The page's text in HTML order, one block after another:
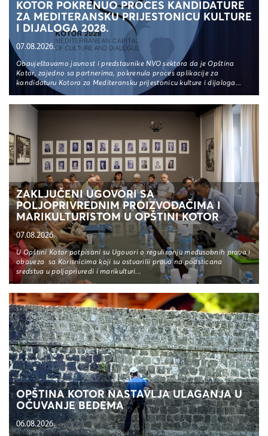
KOTOR POKRENUO PROCES KANDIDATURE
ZA MEDITERANSKU PRIJESTONICU KULTURE
I DIJALOGA 2028.
07.08.2026.
Obavještavamo javnost i predstavnike NVO sektora da je Opština
Kotor, zajedno sa partnerima, pokrenula proces aplikacije za
kandidaturu Kotora za Mediteransku prijestonicu kulture i dijaloga...
ZAKLJUČENI UGOVORI SA
POLJOPRIVREDNIM PROIZVOĐAČIMA I
MARIKULTURISTOM U OPŠTINI KOTOR
07.08.2026.
U Opštini Kotor potpisani su Ugovori o regulisanju međusobnih prava i
obaveza sa Korisnicima koji su ostvarilii pravo na podsticana
sredstva u poljoprivredi i marikulturi...
OPŠTINA KOTOR NASTAVLJA ULAGANJA U
OČUVANJE BEDEMA
06.08.2026.